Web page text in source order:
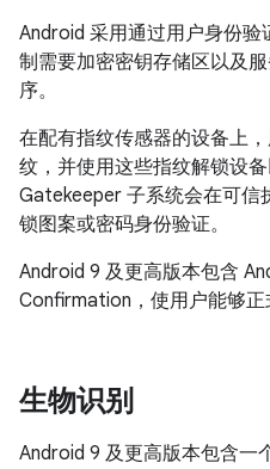
Android 采用通过用户身份
制需要加密密钥存储区以及
序。
在配有指纹传感器的设备上
纹，并使用这些指纹解锁设备
Gatekeeper 子系统会在可信
锁图案或密码身份验证。
Android 9 及更高版本包含
Confirmation，使用户能够正
生物识别
Android 9 及更高版本包含